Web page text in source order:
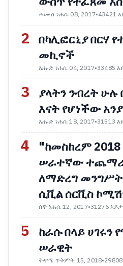
ሓሙስ ነሐሴ 08, 2017•43421
2 በካሊፎርኒያ በርሃ
መኪኖች
እሑድ ነሐሴ 04, 2017•33485
3
ያላትን ንብረት
እናት የሆነችው
እሑድ ነሐሴ 18, 2017•31513
4
"ከመስከረም
ሠራተኛው ተጨማሪ
ለማድረግ መንግሥት
ሲቪል ሰርቪስ
ሰኞ ነሐሴ 12, 2017•31276
5
ከራሱ በላይ ሀገሩን
ሠራዊት
ቅዳሜ ጥቅምት 15, 2018•